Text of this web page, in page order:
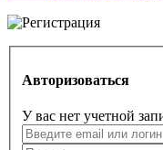
Авторизоваться
У вас нет учетной